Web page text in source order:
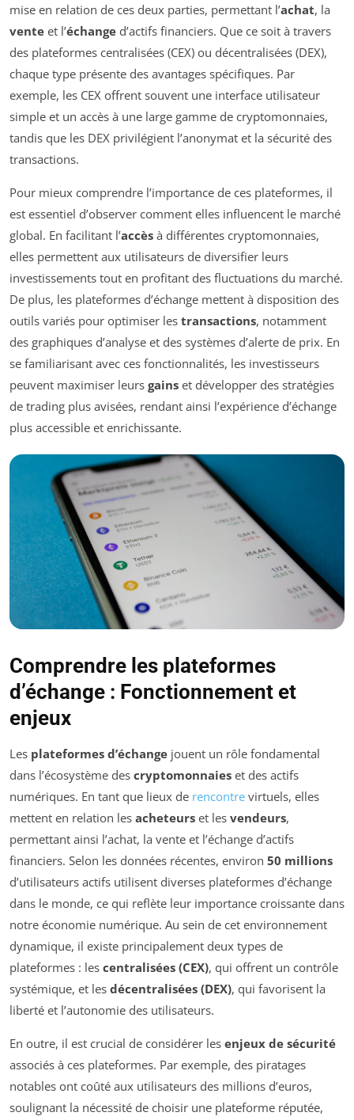
mise en relation de ces deux parties, permettant l’achat, la
vente et l’échange d’actifs financiers. Que ce soit à travers
des plateformes centralisées (CEX) ou décentralisées (DEX),
chaque type présente des avantages spécifiques. Par
exemple, les CEX offrent souvent une interface utilisateur
simple et un accès à une large gamme de cryptomonnaies,
tandis que les DEX privilégient l’anonymat et la sécurité des
transactions.
Pour mieux comprendre l’importance de ces plateformes, il
est essentiel d’observer comment elles influencent le marché
global. En facilitant l’accès à différentes cryptomonnaies,
elles permettent aux utilisateurs de diversifier leurs
investissements tout en profitant des fluctuations du marché.
De plus, les plateformes d’échange mettent à disposition des
outils variés pour optimiser les transactions, notamment
des graphiques d’analyse et des systèmes d’alerte de prix. En
se familiarisant avec ces fonctionnalités, les investisseurs
peuvent maximiser leurs gains et développer des stratégies
de trading plus avisées, rendant ainsi l’expérience d’échange
plus accessible et enrichissante.
Comprendre les plateformes
d’échange : Fonctionnement et
enjeux
Les plateformes d’échange jouent un rôle fondamental
dans l’écosystème des cryptomonnaies et des actifs
numériques. En tant que lieux de rencontre virtuels, elles
mettent en relation les acheteurs et les vendeurs,
permettant ainsi l’achat, la vente et l’échange d’actifs
financiers. Selon les données récentes, environ 50 millions
d’utilisateurs actifs utilisent diverses plateformes d’échange
dans le monde, ce qui reflète leur importance croissante dans
notre économie numérique. Au sein de cet environnement
dynamique, il existe principalement deux types de
plateformes : les centralisées (CEX), qui offrent un contrôle
systémique, et les décentralisées (DEX), qui favorisent la
liberté et l’autonomie des utilisateurs.
En outre, il est crucial de considérer les enjeux de sécurité
associés à ces plateformes. Par exemple, des piratages
notables ont coûté aux utilisateurs des millions d’euros,
soulignant la nécessité de choisir une plateforme réputée,